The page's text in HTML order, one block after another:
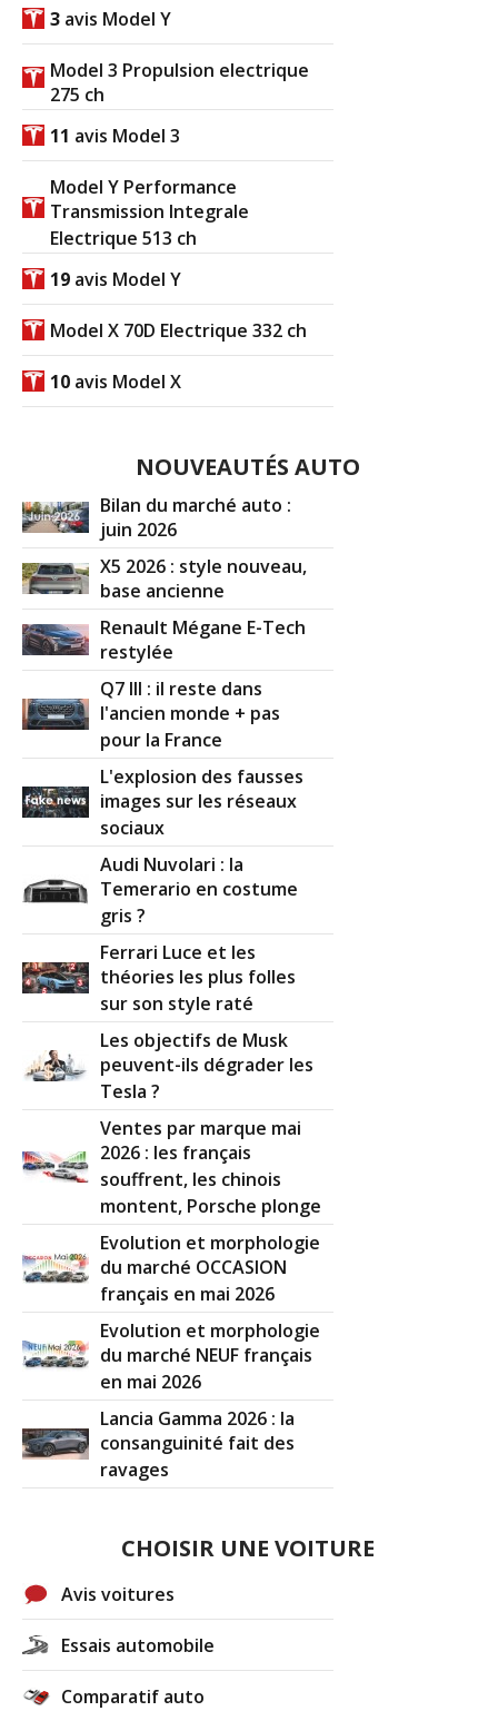
3 avis Model Y
Model 3 Propulsion electrique
275 ch
11 avis Model 3
Model Y Performance
Transmission Integrale
Electrique 513 ch
19 avis Model Y
Model X 70D Electrique 332 ch
10 avis Model X
NOUVEAUTÉS AUTO
Bilan du marché auto :
juin 2026
X5 2026 : style nouveau,
base ancienne
Renault Mégane E-Tech
restylée
Q7 III : il reste dans
l'ancien monde + pas
pour la France
L'explosion des fausses
images sur les réseaux
sociaux
Audi Nuvolari : la
Temerario en costume
gris ?
Ferrari Luce et les
théories les plus folles
sur son style raté
Les objectifs de Musk
peuvent-ils dégrader les
Tesla ?
Ventes par marque mai
2026 : les français
souffrent, les chinois
montent, Porsche plonge
Evolution et morphologie
du marché OCCASION
français en mai 2026
Evolution et morphologie
du marché NEUF français
en mai 2026
Lancia Gamma 2026 : la
consanguinité fait des
ravages
CHOISIR UNE VOITURE
Avis voitures
Essais automobile
Comparatif auto